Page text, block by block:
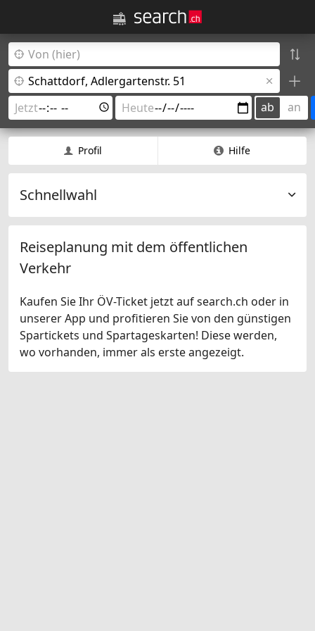
ab an
Profil Hilfe
Schnellwahl
Reiseplanung mit dem öffentlichen
Verkehr
Kaufen Sie Ihr ÖV-Ticket jetzt auf search.ch oder in
unserer App und profitieren Sie von den günstigen
Spartickets und Spartageskarten! Diese werden,
wo vorhanden, immer als erste angezeigt.